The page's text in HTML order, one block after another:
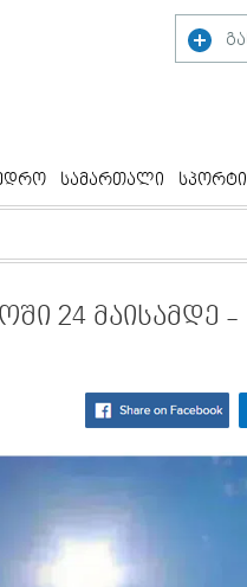
სამართალი სპორტი
24 მაისამდე -